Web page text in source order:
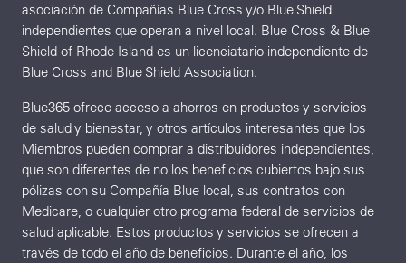
asociación de Compañías Blue Cross y/o Blue Shield
independientes que operan a nivel local. Blue Cross & Blue
Shield of Rhode Island es un licenciatario independiente de
Blue Cross and Blue Shield Association.
Blue365 ofrece acceso a ahorros en productos y servicios
de salud y bienestar, y otros artículos interesantes que los
Miembros pueden comprar a distribuidores independientes,
que son diferentes de no los beneficios cubiertos bajo sus
pólizas con su Compañía Blue local, sus contratos con
Medicare, o cualquier otro programa federal de servicios de
salud aplicable. Estos productos y servicios se ofrecen a
través de todo el año de beneficios. Durante el año, los